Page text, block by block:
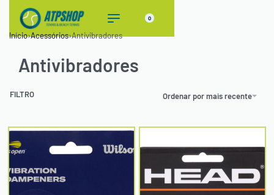
0
Início›Acessórios›Antivibradores
Antivibradores
Ordenar por mais recente
FILTRO